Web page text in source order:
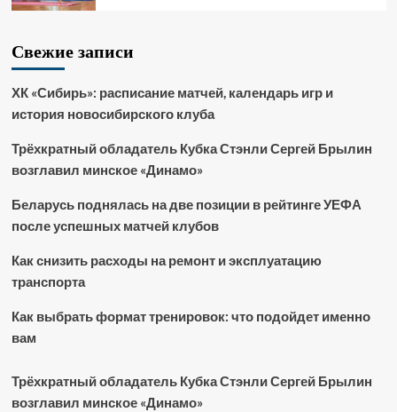
Свежие записи
ХК «Сибирь»: расписание матчей, календарь игр и
история новосибирского клуба
Трёхкратный обладатель Кубка Стэнли Сергей Брылин
возглавил минское «Динамо»
Беларусь поднялась на две позиции в рейтинге УЕФА
после успешных матчей клубов
Как снизить расходы на ремонт и эксплуатацию
транспорта
Как выбрать формат тренировок: что подойдет именно
вам
Трёхкратный обладатель Кубка Стэнли Сергей Брылин
возглавил минское «Динамо»